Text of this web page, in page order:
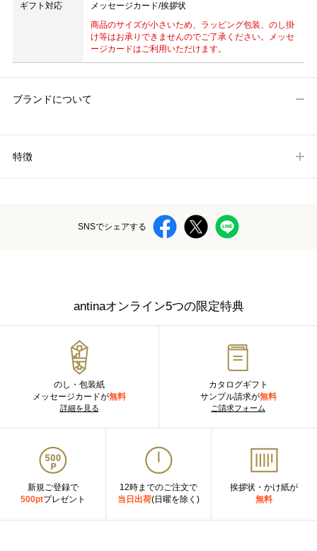
ギフト対応
メッセージカード/挨拶状
商品のサイズが小さいため、ラッピング包装、のし掛
け等はお承りできませんのでご了承ください。メッセ
ージカードはご利用いただけます。
ブランドについて
特徴
SNSでシェアする
antinaオンライン5つの限定特典
のし・包装紙
メッセージカードが無料
詳細を見る
カタログギフト
サンプル請求が無料
ご請求フォーム
新規ご登録で
500ptプレゼント
12時までのご注文で
当日出荷(日曜を除く)
挨拶状・かけ紙が
無料